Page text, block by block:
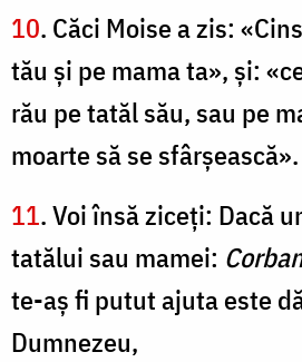
10. Căci Moise a zis:
tău şi pe mama ta», şi:
rău pe tatăl său, sau pe
moarte să se sfârşească».
11. Voi însă ziceţi: Dacă
tatălui sau mamei:
te-aş fi putut ajuta este
Dumnezeu,